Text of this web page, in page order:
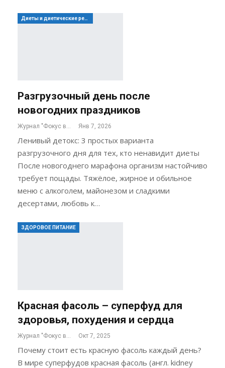
Диеты и диетические рецепты
Разгрузочный день после
новогодних праздников
Журнал "Фокус внимания" Янв 7, 2026
Ленивый детокс: 3 простых варианта
разгрузочного дня для тех, кто ненавидит диеты
После новогоднего марафона организм настойчиво
требует пощады. Тяжёлое, жирное и обильное
меню с алкоголем, майонезом и сладкими
десертами, любовь к…
ЗДОРОВОЕ ПИТАНИЕ
Красная фасоль – суперфуд для
здоровья, похудения и сердца
Окт 7, 2025
Почему стоит есть красную фасоль каждый день?
В мире суперфудов красная фасоль (англ. kidney